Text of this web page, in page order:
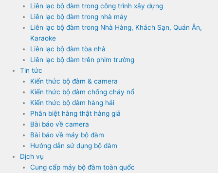
Liên lạc bộ đàm trong công trình xây dựng
Liên lạc bộ đàm trong nhà máy
Liên lạc bộ đàm trong Nhà Hàng, Khách Sạn, Quán Ăn,
Karaoke
Liên lạc bộ đàm tòa nhà
Liên lạc bộ đàm trên phim trường
Tin tức
Kiến thức bộ đàm & camera
Kiến thức bộ đàm chống cháy nổ
Kiến thức bộ đàm hàng hải
Phân biệt hàng thật hàng giả
Bài báo về camera
Bài báo về máy bộ đàm
Hướng dẫn sử dụng bộ đàm
Dịch vụ
Cung cấp máy bộ đàm toàn quốc